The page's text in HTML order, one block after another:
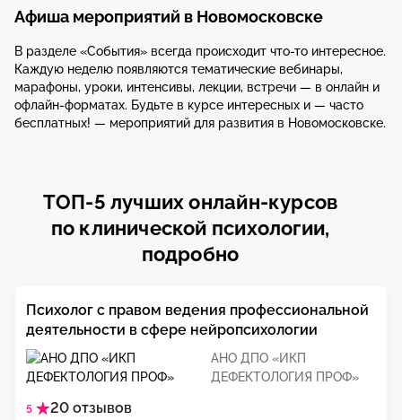
Афиша мероприятий в Новомосковске
В разделе «События» всегда происходит что-то интересное.
Каждую неделю появляются тематические вебинары,
марафоны, уроки, интенсивы, лекции, встречи — в онлайн и
офлайн-форматах. Будьте в курсе интересных и — часто
бесплатных! — мероприятий для развития в Новомосковске.
ТОП-5 лучших онлайн-курсов
по клинической психологии,
подробно
АНО ДПО «ИКП
ДЕФЕКТОЛОГИЯ ПРОФ»
5 20 отзывов
Психолог с правом ведения профессиональной
деятельности в сфере нейропсихологии